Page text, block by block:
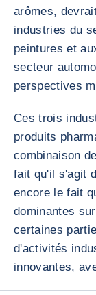
arômes,
industries du
peintures et
secteur
perspectives
Ces trois
produits
combinaison
fait qu'il s'agit
encore le fait
dominantes
certaines
d'activités
innovantes,